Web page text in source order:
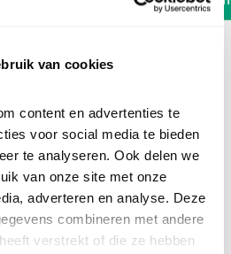
van cookies
content en advertenties te
voor social media te bieden
te analyseren. Ook delen we
van onze site met onze
adverteren en analyse. Deze
combineren met andere
verstrekt of die ze hebben